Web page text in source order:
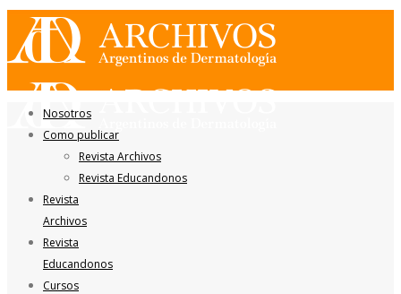
Nosotros
Como publicar
Revista Archivos
Revista Educandonos
Revista
Archivos
Revista
Educandonos
Cursos